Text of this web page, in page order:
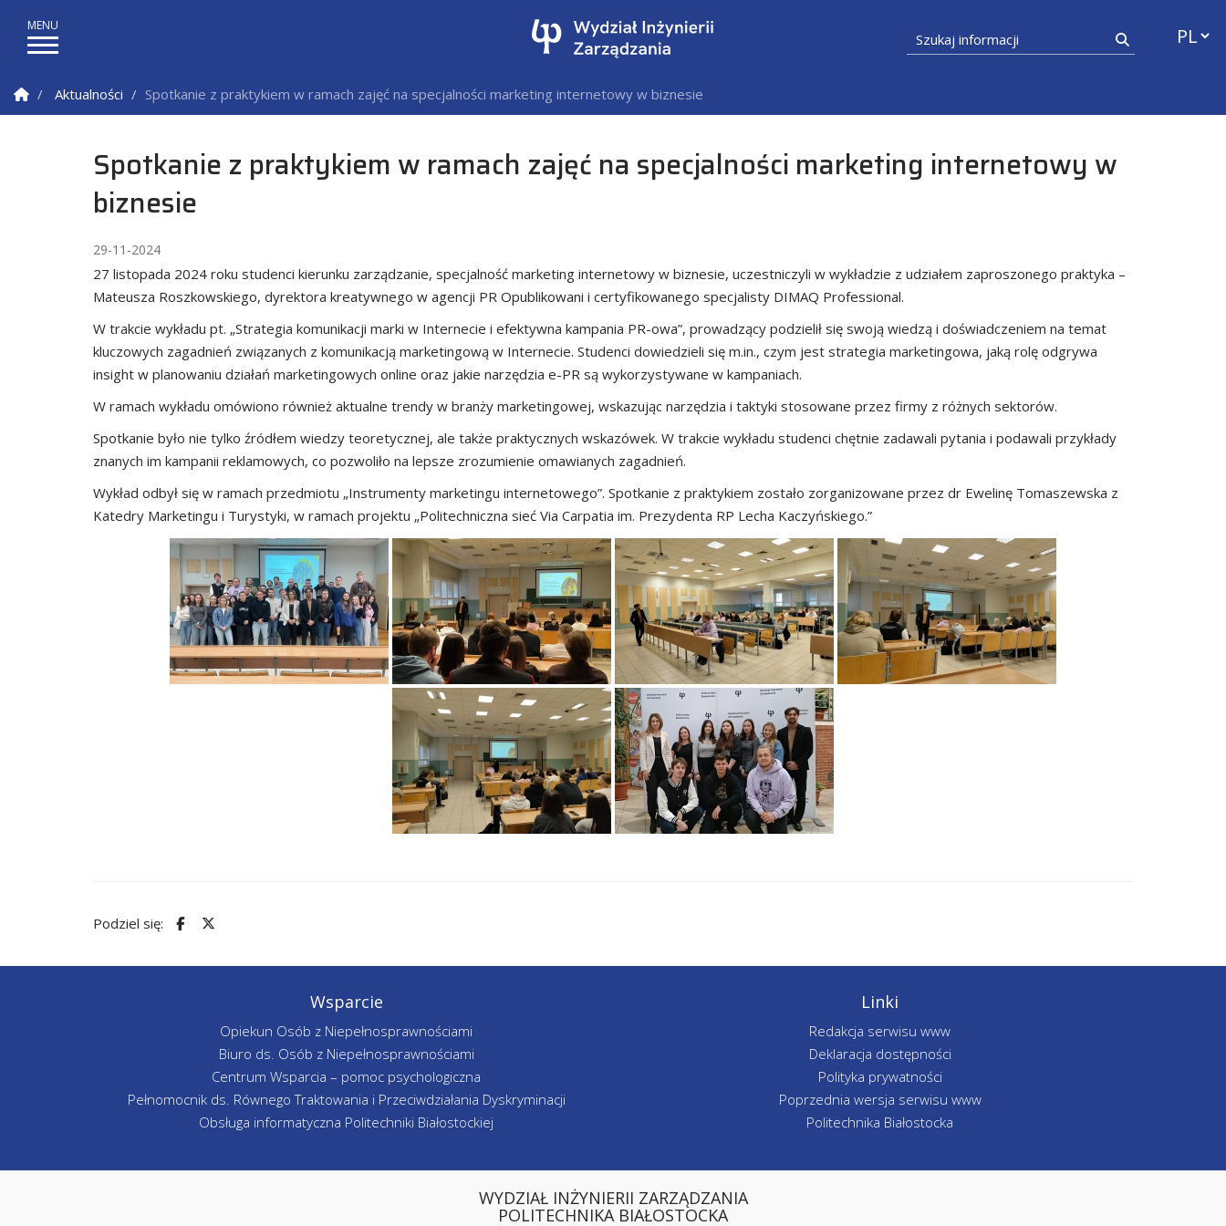
Szukaj informacji
Strona Główna
Aktualności Spotkanie z praktykiem w ramach zajęć na specjalności marketing internetowy w biznesie
Spotkanie z praktykiem w ramach zajęć na specjalności marketing internetowy w
biznesie
29-11-2024
27 listopada 2024 roku studenci kierunku zarządzanie, specjalność marketing internetowy w biznesie, uczestniczyli w wykładzie z udziałem zaproszonego praktyka –
Mateusza Roszkowskiego, dyrektora kreatywnego w agencji PR Opublikowani i certyfikowanego specjalisty DIMAQ Professional.
W trakcie wykładu pt. „Strategia komunikacji marki w Internecie i efektywna kampania PR-owa”, prowadzący podzielił się swoją wiedzą i doświadczeniem na temat
kluczowych zagadnień związanych z komunikacją marketingową w Internecie. Studenci dowiedzieli się m.in., czym jest strategia marketingowa, jaką rolę odgrywa
insight w planowaniu działań marketingowych online oraz jakie narzędzia e-PR są wykorzystywane w kampaniach.
W ramach wykładu omówiono również aktualne trendy w branży marketingowej, wskazując narzędzia i taktyki stosowane przez firmy z różnych sektorów.
Spotkanie było nie tylko źródłem wiedzy teoretycznej, ale także praktycznych wskazówek. W trakcie wykładu studenci chętnie zadawali pytania i podawali przykłady
znanych im kampanii reklamowych, co pozwoliło na lepsze zrozumienie omawianych zagadnień.
Wykład odbył się w ramach przedmiotu „Instrumenty marketingu internetowego”. Spotkanie z praktykiem zostało zorganizowane przez dr Ewelinę Tomaszewska z
Katedry Marketingu i Turystyki, w ramach projektu „Politechniczna sieć Via Carpatia im. Prezydenta RP Lecha Kaczyńskiego.”
Podziel się:
Wsparcie
Opiekun Osób z Niepełnosprawnościami
Biuro ds. Osób z Niepełnosprawnościami
Centrum Wsparcia – pomoc psychologiczna
Pełnomocnik ds. Równego Traktowania i Przeciwdziałania Dyskryminacji
Obsługa informatyczna Politechniki Białostockiej
Linki
Redakcja serwisu www
Deklaracja dostępności
Polityka prywatności
Poprzednia wersja serwisu www
Politechnika Białostocka
WYDZIAŁ INŻYNIERII ZARZĄDZANIA
POLITECHNIKA BIAŁOSTOCKA